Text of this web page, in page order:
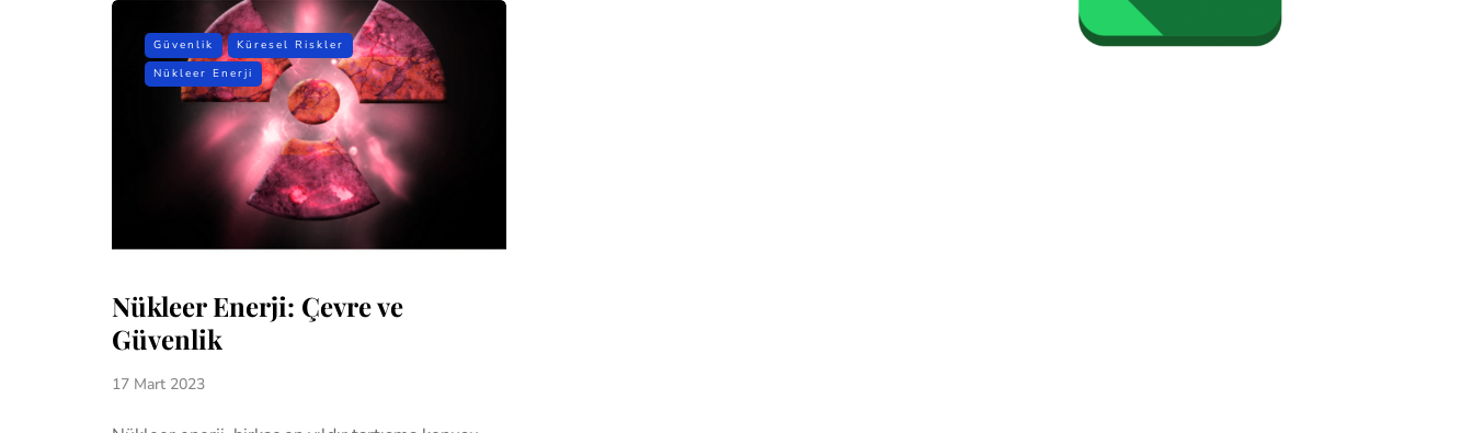
Güvenlik
Küresel Riskler
Nükleer Enerji
Nükleer Enerji: Çevre ve
Güvenlik
17 Mart 2023